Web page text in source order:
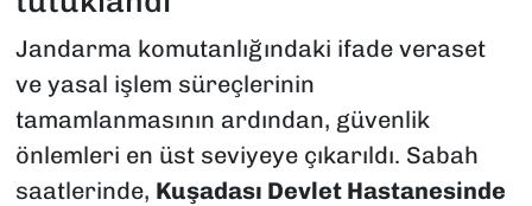
Jandarma komutanlığındaki ifade veraset
ve yasal işlem süreçlerinin
tamamlanmasının ardından, güvenlik
önlemleri en üst seviyeye çıkarıldı. Sabah
saatlerinde, Kuşadası Devlet Hastanesinde